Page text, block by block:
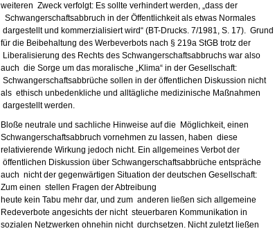
weiteren Zweck verfolgt: Es sollte verhindert werden, „dass der
Schwangerschaftsabbruch in der Öffentlichkeit als etwas Normales
dargestellt und kommerzialisiert wird“ (BT-Drucks. 7/1981, S. 17). Grund
für die Beibehaltung des Werbeverbots nach § 219a StGB trotz der
Liberalisierung des Rechts des Schwangerschaftsabbruchs war also
auch die Sorge um das moralische „Klima“ in der Gesellschaft:
Schwangerschaftsabbrüche sollen in der öffentlichen Diskussion nicht
als ethisch unbedenkliche und alltägliche medizinische Maßnahmen
dargestellt werden.
Bloße neutrale und sachliche Hinweise auf die Möglichkeit, einen
Schwangerschaftsabbruch vornehmen zu lassen, haben diese
relativierende Wirkung jedoch nicht. Ein allgemeines Verbot der
öffentlichen Diskussion über Schwangerschaftsabbrüche entspräche
auch nicht der gegenwärtigen Situation der deutschen Gesellschaft:
Zum einen stellen Fragen der Abtreibung
heute kein Tabu mehr dar, und zum anderen ließen sich allgemeine
Redeverbote angesichts der nicht steuerbaren Kommunikation in
sozialen Netzwerken ohnehin nicht durchsetzen. Nicht zuletzt ließen